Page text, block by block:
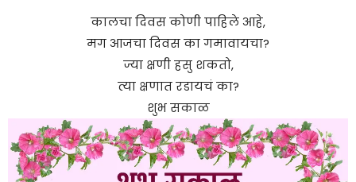
कालचा दिवस कोणी पाहिले आहे,
मग आजचा दिवस का गमावायचा?
ज्या क्षणी हसु शकतो,
त्या क्षणात रडायचं का?
शुभ सकाळ